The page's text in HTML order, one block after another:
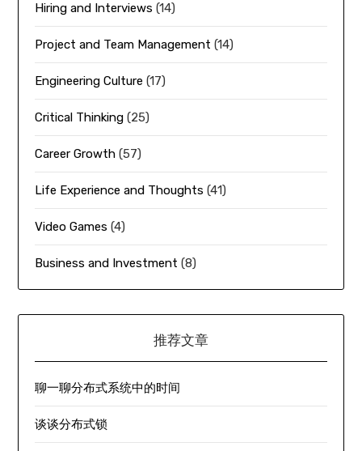
Hiring and Interviews (14)
Project and Team Management (14)
Engineering Culture (17)
Critical Thinking (25)
Career Growth (57)
Life Experience and Thoughts (41)
Video Games (4)
Business and Investment (8)
推荐文章
聊一聊分布式系统中的时间
谈谈分布式锁